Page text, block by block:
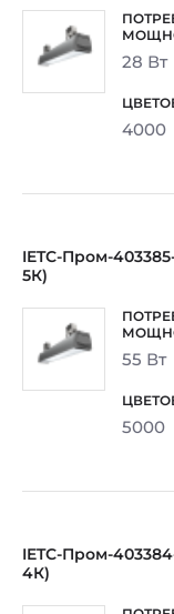
28 Вт
4000
IETC-Пром-
5К)
55 Вт
5000
IETC-Пром-
4К)